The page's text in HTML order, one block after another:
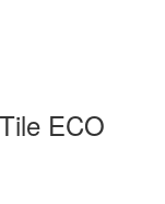
ECO